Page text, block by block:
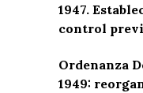
1947.
control
Ordenanza
1949: